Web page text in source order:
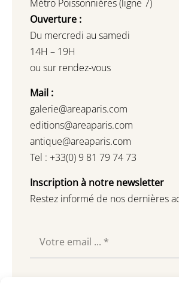
Métro Poissonnières (ligne 7)
Ouverture :
Du mercredi au samedi
14H – 19H
ou sur rendez-vous
Mail :
galerie@areaparis.com
editions@areaparis.com
antique@areaparis.com
Tel : +33(0) 9 81 79 74 73
Inscription à notre newsletter
Restez informé de nos dernières